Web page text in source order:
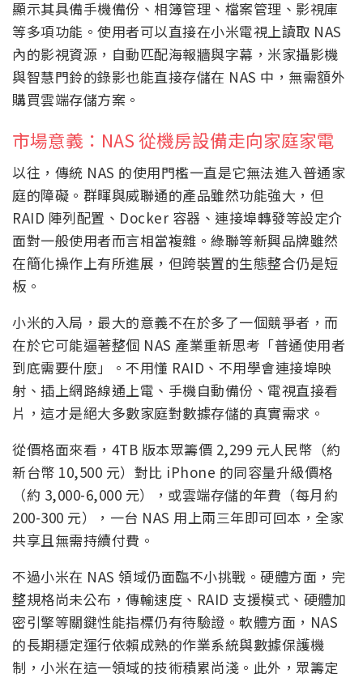
顯示其具備手機備份、相簿管理、檔案管理、影視庫
等多項功能。使用者可以直接在小米電視上讀取 NAS
內的影視資源，自動匹配海報牆與字幕，米家攝影機
與智慧門鈴的錄影也能直接存儲在 NAS 中，無需額外
購買雲端存儲方案。
市場意義：NAS 從機房設備走向家庭家電
以往，傳統 NAS 的使用門檻一直是它無法進入普通家
庭的障礙。群暉與威聯通的產品雖然功能強大，但
RAID 陣列配置、Docker 容器、連接埠轉發等設定介
面對一般使用者而言相當複雜。綠聯等新興品牌雖然
在簡化操作上有所進展，但跨裝置的生態整合仍是短
板。
小米的入局，最大的意義不在於多了一個競爭者，而
在於它可能逼著整個 NAS 產業重新思考「普通使用者
到底需要什麼」。不用懂 RAID、不用學會連接埠映
射、插上網路線通上電、手機自動備份、電視直接看
片，這才是絕大多數家庭對數據存儲的真實需求。
從價格面來看，4TB 版本眾籌價 2,299 元人民幣（約
新台幣 10,500 元）對比 iPhone 的同容量升級價格
（約 3,000-6,000 元），或雲端存儲的年費（每月約
200-300 元），一台 NAS 用上兩三年即可回本，全家
共享且無需持續付費。
不過小米在 NAS 領域仍面臨不小挑戰。硬體方面，完
整規格尚未公布，傳輸速度、RAID 支援模式、硬體加
密引擎等關鍵性能指標仍有待驗證。軟體方面，NAS
的長期穩定運行依賴成熟的作業系統與數據保護機
制，小米在這一領域的技術積累尚淺。此外，眾籌定